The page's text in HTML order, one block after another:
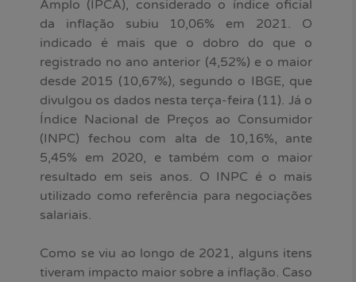
Amplo (IPCA), considerado o índice oficial
da inflação subiu 10,06% em 2021. O
indicado é mais que o dobro do que o
registrado no ano anterior (4,52%) e o maior
desde 2015 (10,67%), segundo o IBGE, que
divulgou os dados nesta terça-feira (11). Já o
Índice Nacional de Preços ao Consumidor
(INPC) fechou com alta de 10,16%, ante
5,45% em 2020, e também com o maior
resultado em seis anos. O INPC é o mais
utilizado como referência para negociações
salariais.
Como se viu ao longo de 2021, alguns itens
tiveram impacto maior sobre a inflação. Caso